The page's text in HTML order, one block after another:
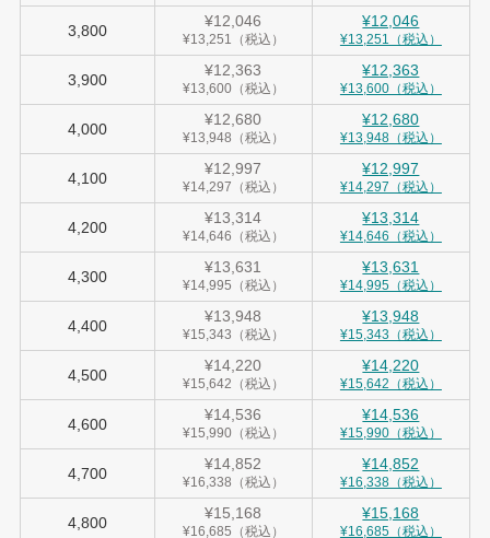
3,800
¥12,046
¥13,251（税込）
¥12,046
¥13,251（税込）
3,900
¥12,363
¥13,600（税込）
¥12,363
¥13,600（税込）
4,000
¥12,680
¥13,948（税込）
¥12,680
¥13,948（税込）
4,100
¥12,997
¥14,297（税込）
¥12,997
¥14,297（税込）
4,200
¥13,314
¥14,646（税込）
¥13,314
¥14,646（税込）
4,300
¥13,631
¥14,995（税込）
¥13,631
¥14,995（税込）
4,400
¥13,948
¥15,343（税込）
¥13,948
¥15,343（税込）
4,500
¥14,220
¥15,642（税込）
¥14,220
¥15,642（税込）
4,600
¥14,536
¥15,990（税込）
¥14,536
¥15,990（税込）
4,700
¥14,852
¥16,338（税込）
¥14,852
¥16,338（税込）
4,800
¥15,168
¥16,685（税込）
¥15,168
¥16,685（税込）